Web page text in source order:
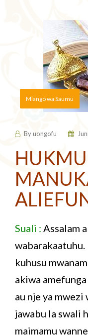
Mlango wa Saumu
Byuongofu
Suali : Assalam
kuhusu
akiwa
au nje ya mwezi
jawabu la swali
maimamu